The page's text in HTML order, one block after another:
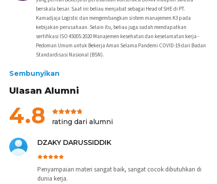
dan ujian online. Jika sudah lewat dari 60 hari, masa
keanggotaan Anda di kursus ini akan kedaluwarsa dan
Anda harus membayar ulang agar bisa kembali masuk dan
menyelesaikan kursus. SERTIFIKAT KELULUSAN setiap
siswa yang telah menyelesaikan seluruh materi pelajaran
dan lulus ujian online, akan menerima sertifikat elektronik
dalam bentuk soft copy.
PENGAJAR BERPENGALAMAN
dengan sangat baik dan disampaikan oleh pengajar yang
telah berkecimpung dalam bidang K3 konstruksi selama
bersama oleh Arkademi dan para praktisi serta spesialisasi
K3 bidang konstruksi. Salah satunya adalah Damasus Krisna
E, berpengalaman yang pernah bekerja di perusahaan
konstruksi BUMN maupun swasta berskala besar dan
berskala besar. Saat ini beliau menjabat sebagai Head of SHE di PT.
Kamadjaja Logistic dan mengembangkan sistem manajemen K3 pada
kebijakan perusahaan. Selain itu, beliau juga sudah mendapatkan
sertifikasi ISO 45005:2020 Manajemen kesehatan dan keselamatan kerja -
Pedoman Umum untuk Bekerja Aman Selama Pandemi COVID-19 dari Badan
Standardisasi Nasional (BSN).
Sembunyikan
Ulasan Alumni
4.8 rating dari alumni
DZAKY DARUSSIDDIK
Penyampaian materi sangat baik, sangat cocok dibutuhkan di
dunia kerja.